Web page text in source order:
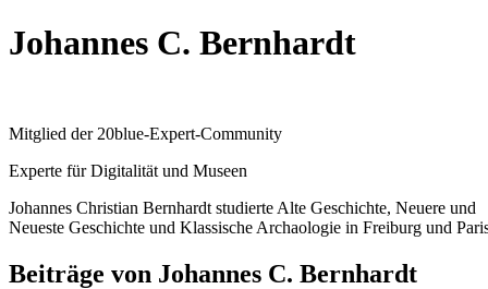
Johannes C. Bernhardt
Mitglied der 20blue-Expert-Community
Experte für Digitalität und Museen
Johannes Christian Bernhardt studierte Alte Geschichte, Neuere und
Neueste Geschichte und Klassische Archaologie in Freiburg und
Beiträge von Johannes C. Bernhardt